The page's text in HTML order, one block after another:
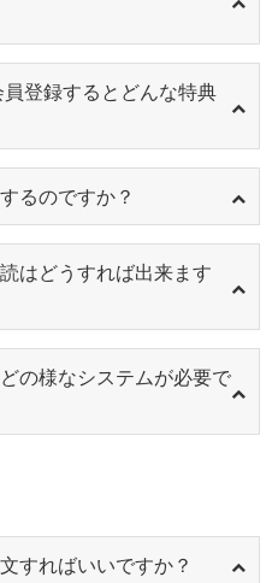
登録するとどんな特典
るのですか？
はどうすれば出来ます
の様なシステムが必要で
すればいいですか？